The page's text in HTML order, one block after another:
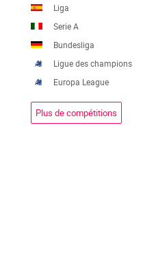
Liga
Serie A
Bundesliga
Ligue des champions
Europa League
Plus de compétitions